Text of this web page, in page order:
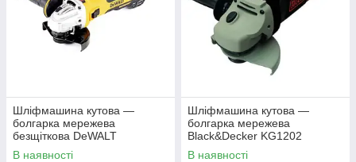
Шліфмашина кутова —
болгарка мережева
безщіткова DeWALT
DWE4369
В наявності
Шліфмашина кутова —
болгарка мережева
Black&Decker KG1202
В наявності